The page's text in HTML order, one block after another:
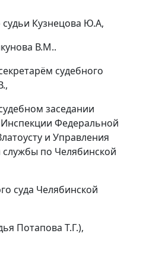
Кузнецова Ю.А,
В.М..
судебного
заседании
Федеральной
и Управления
по Челябинской
суда Челябинской
Потапова Т.Г.),